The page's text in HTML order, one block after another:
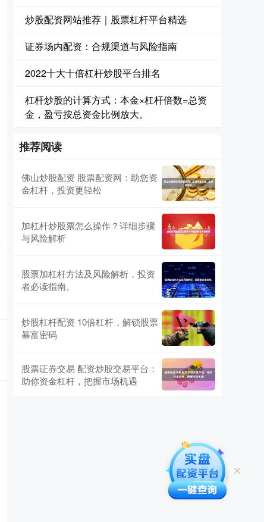
炒股配资网站推荐｜股票杠杆平台精选
证券场内配资：合规渠道与风险指南
2022十大十倍杠杆炒股平台排名
杠杆炒股的计算方式：本金×杠杆倍数=总资
金，盈亏按总资金比例放大。
推荐阅读
佛山炒股配资 股票配资网：助您资
金杠杆，投资更轻松
加杠杆炒股票怎么操作？详细步骤
与风险解析
股票加杠杆方法及风险解析，投资
者必读指南。
炒股杠杆配资 10倍杠杆，解锁股票
暴富密码
股票证券交易 配资炒股交易平台：
助你资金杠杆，把握市场机遇